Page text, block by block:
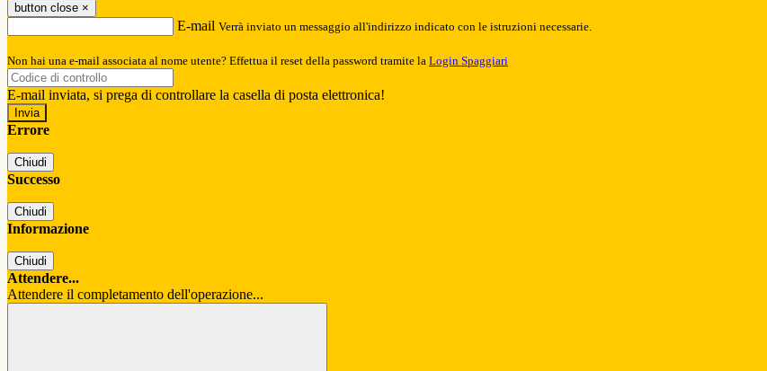
button close ×
E-mail Verrà inviato un messaggio all'indirizzo indicato con le istruzioni necessarie.
Non hai una e-mail associata al nome utente? Effettua il reset della password tramite la Login Spaggiari
E-mail inviata, si prega di controllare la casella di posta elettronica!
Errore
Chiudi
Successo
Chiudi
Informazione
Chiudi
Attendere...
Attendere il completamento dell'operazione...